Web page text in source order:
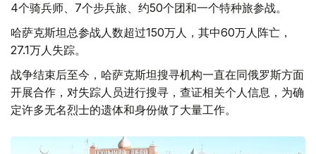
4个骑兵师、7个步兵旅、约50个团和一个特种旅参战。
哈萨克斯坦总参战人数超过150万人，其中60万人阵亡，
27.1万人失踪。
战争结束后至今，哈萨克斯坦搜寻机构一直在同俄罗斯方面
开展合作，对失踪人员进行搜寻，查证相关个人信息，为确
定许多无名烈士的遗体和身份做了大量工作。